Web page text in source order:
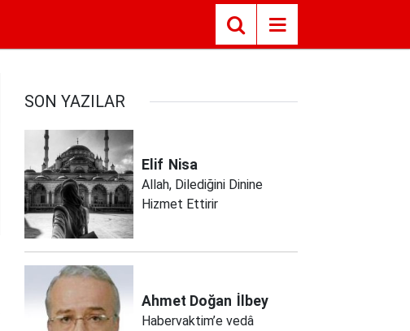
SON YAZILAR
Elif Nisa
Allah, Dilediğini Dinine
Hizmet Ettirir
Ahmet Doğan İlbey
Habervaktim’e vedâ